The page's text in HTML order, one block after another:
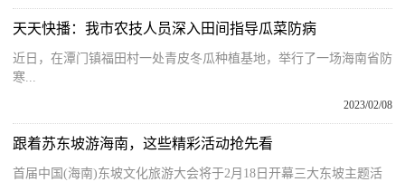
天天快播：我市农技人员深入田间指导瓜菜防病
近日，在潭门镇福田村一处青皮冬瓜种植基地，举行了一场海南省防
寒...
2023/02/08
跟着苏东坡游海南，这些精彩活动抢先看
首届中国(海南)东坡文化旅游大会将于2月18日开幕三大东坡主题活